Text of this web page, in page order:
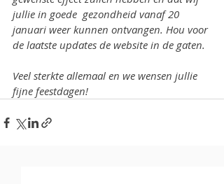
jullie in goede  gezondheid vanaf 20
januari weer kunnen ontvangen. Hou voor
de laatste updates de website in de gaten.
Veel sterkte allemaal en we wensen jullie
fijne feestdagen!